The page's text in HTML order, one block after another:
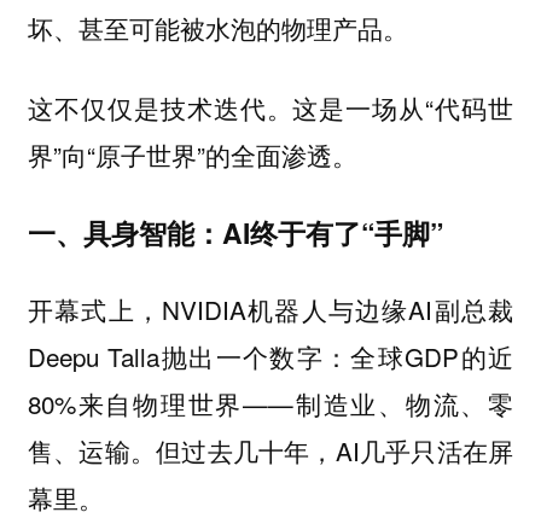
坏、甚至可能被水泡的物理产品。
这不仅仅是技术迭代。这是一场从“代码世
界”向“原子世界”的全面渗透。
一、具身智能：AI终于有了“手脚”
开幕式上，NVIDIA机器人与边缘AI副总裁
Deepu Talla抛出一个数字：全球GDP的近
80%来自物理世界——制造业、物流、零
售、运输。但过去几十年，AI几乎只活在屏
幕里。